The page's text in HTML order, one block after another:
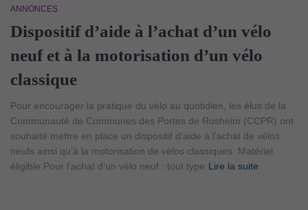
ANNONCES
Dispositif d’aide à l’achat d’un vélo
neuf et à la motorisation d’un vélo
classique
Pour encourager la pratique du vélo au quotidien, les élus de la
Communauté de Communes des Portes de Rosheim (CCPR) ont
souhaité mettre en place un dispositif d’aide à l’achat de vélos
neufs ainsi qu’à la motorisation de vélos classiques. Matériel
éligible Pour l’achat d’un vélo neuf : tout type Lire la suite